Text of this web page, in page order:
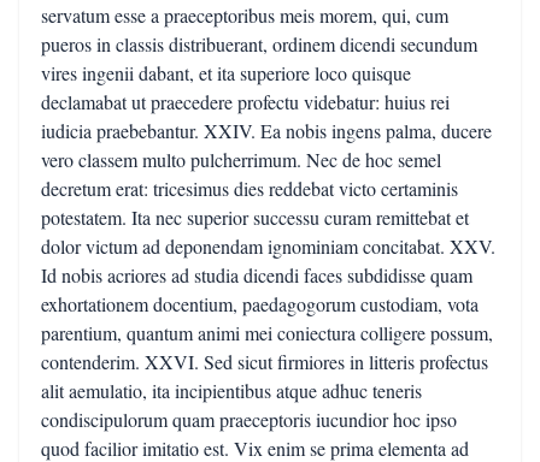
servatum esse a praeceptoribus meis morem, qui, cum
pueros in classis distribuerant, ordinem dicendi secundum
vires ingenii dabant, et ita superiore loco quisque
declamabat ut praecedere profectu videbatur: huius rei
iudicia praebebantur. XXIV. Ea nobis ingens palma, ducere
vero classem multo pulcherrimum. Nec de hoc semel
decretum erat: tricesimus dies reddebat victo certaminis
potestatem. Ita nec superior successu curam remittebat et
dolor victum ad deponendam ignominiam concitabat. XXV.
Id nobis acriores ad studia dicendi faces subdidisse quam
exhortationem docentium, paedagogorum custodiam, vota
parentium, quantum animi mei coniectura colligere possum,
contenderim. XXVI. Sed sicut firmiores in litteris profectus
alit aemulatio, ita incipientibus atque adhuc teneris
condiscipulorum quam praeceptoris iucundior hoc ipso
quod facilior imitatio est. Vix enim se prima elementa ad